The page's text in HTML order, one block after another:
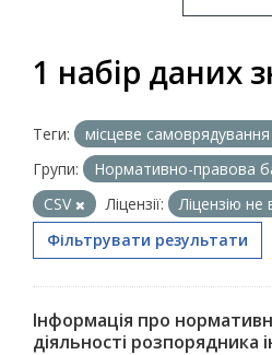
1 набір даних
Теги: місцеве самоврядування
Групи:
Нормативно-правова
CSV
Ліцензії:
Ліцензію не
Фільтрувати результати
Інформація про
діяльності розпорядника